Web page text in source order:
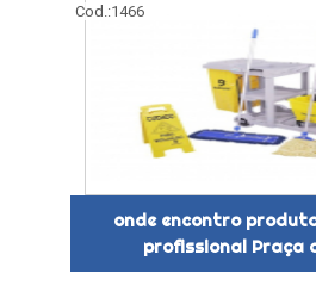
Cod.:1466
onde encontro
profissional Praça